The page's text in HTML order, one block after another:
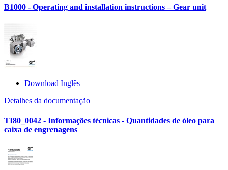
B1000 - Operating and installation instructions – Gear unit
Download Inglês
Detalhes da documentação
TI80_0042 - Informações técnicas - Quantidades de óleo para
caixa de engrenagens